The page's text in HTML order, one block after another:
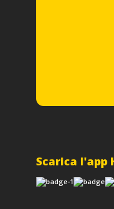
Scarica l'app